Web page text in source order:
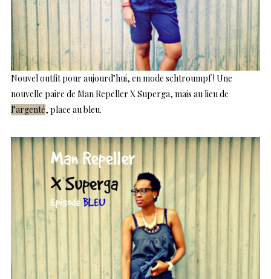
Nouvel outfit pour aujourd’hui, en mode schtroumpf ! Une
nouvelle paire de Man Repeller X Superga, mais au lieu de
l’argenté, place au bleu.